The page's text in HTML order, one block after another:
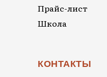
Прайс-лист
Школа
КОНТАКТЫ